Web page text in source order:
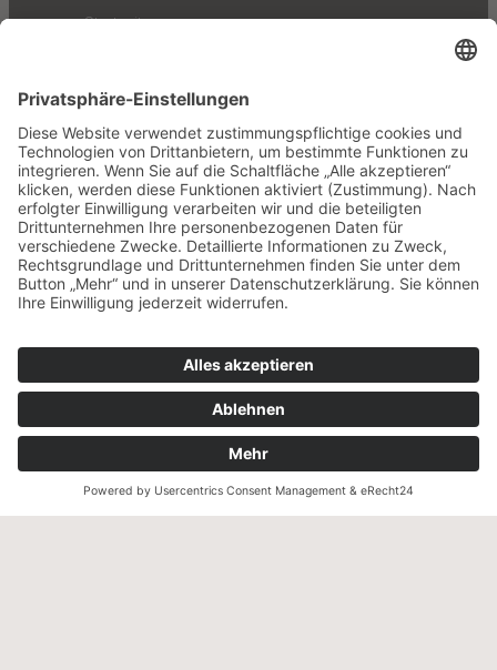
Startseite
Projekte
Nachunternehmen
Gestern, heute, morgen
Was für uns zählt
Qualität und Zertifizierung
Die REIF GRUPPE
Ein Mitglied der
Menu